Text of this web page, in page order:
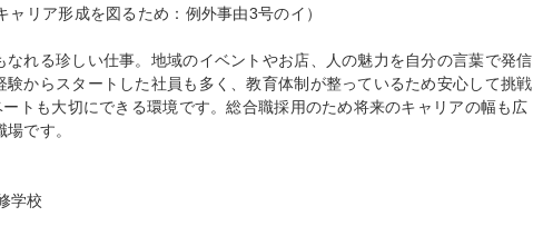
リア形成を図るため：例外事由3号のイ）
なれる珍しい仕事。地域のイベントやお店、人の魅力を自分の言葉で発信
験からスタートした社員も多く、教育体制が整っているため安心して挑戦
トも大切にできる環境です。総合職採用のため将来のキャリアの幅も広
です。
学校